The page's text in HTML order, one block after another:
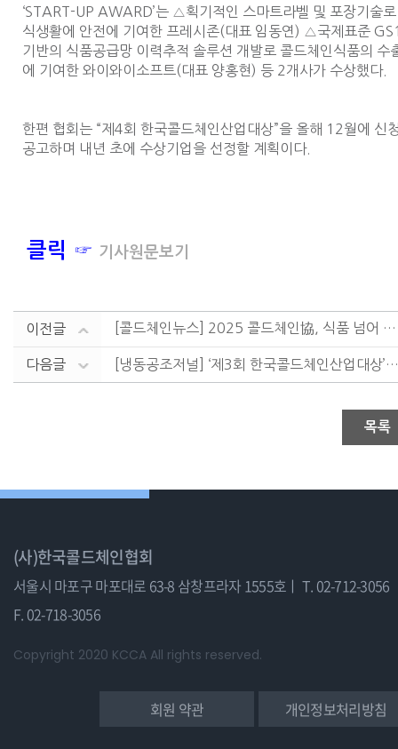
‘START-UP AWARD’는 △획기적인 스마트라벨 및 포장기술로
식생활에 안전에 기여한 프레시존(대표 임동연) △국제표준
기반의 식품공급망 이력추적 솔루션 개발로 콜드체인식품의 수
에 기여한 와이와이소프트(대표 양홍현) 등 2개사가 수상했다.
한편 협회는 “제4회 한국콜드체인산업대상”을 올해 12월에 신
공고하며 내년 초에 수상기업을 선정할 계획이다.
클릭 ☞ 기사원문보기
이전글 [콜드체인뉴스] 2025 콜드체인協, 식품 넘어 폭넓은....
다음글 [냉동공조저널] ‘제3회 한국콜드체인산업대상’ 시상식 ....
목록
(사)한국콜드체인협회
서울시 마포구 마포대로 63-8 삼창프라자 1555호ㅣ T. 02-712-3056
F. 02-718-3056
Copyright 2020 KCCA All rights reserved.
회원 약관 개인정보처리방침